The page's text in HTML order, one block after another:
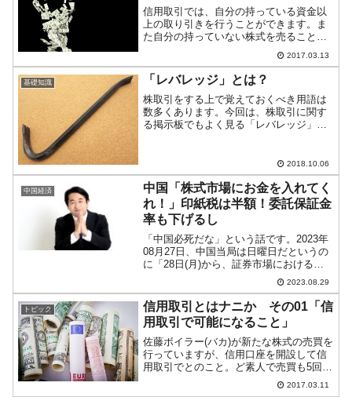
信用取引では、自分の持っている資金以
上の取り引きを行うことができます。ま
た自分の持っていない株式を売ることも
できます。ただし、この特殊な取り引き
にはリスクもあります。今回はそのリス
クについてご紹介します。「信用買い」
「信用売り」どちらの場合...
2017.03.13
基礎知識 「レバレッジ」とは？
株取引をする上で覚えておくべき用語は
数多くあります。今回は、株取引に関す
る掲示板でもよく見る「レバレッジ」の
為替証拠金取引)や株式取引では、取引会
社に「保証金」を...
2018.10.06
中国経済
中国「株式市場にお金を入れてく
れ！」印紙税は半額！委託保証金
率も下げるし
「中国必死だな」という話です。2023年
08月27日、中国当局は日曜日だというの
に「28日(月)から、証券市場における取
り引きについて印紙税を半額にする」と
いう発表を行いました（以下がプレスリ
リース）。↑Googleの自動翻訳なので日
本語が...
2023.08.29
トピック
信用取引とはナニか その01「信
用取引で可能になること」
佐藤ボイラー(バカ)が新たな株式の売買を
行っていますが、信用口座を開設して信
用取引でとのこと。ど素人で売買も5回目
なのに大した度胸ですな。しかも「空
売」も仕掛けているようで……筆者など
2017.03.11